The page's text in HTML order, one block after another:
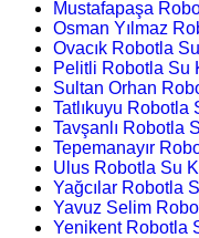
Mustafapaşa
Osman Yılmaz
Ovacık Robotla
Pelitli Robotla Su
Sultan Orhan
Tatlıkuyu Robotla
Tavşanlı Robotla
Tepemanayır
Ulus Robotla Su
Yağcılar Robotla
Yavuz Selim
Yenikent Robotla